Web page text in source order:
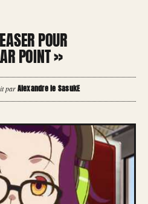
POUR
POINT »
parAlexandre le SasukE